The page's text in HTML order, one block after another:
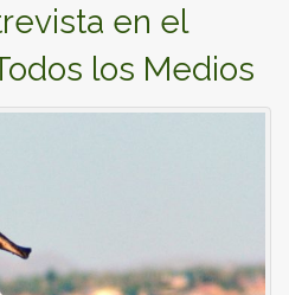
en el
los Medios